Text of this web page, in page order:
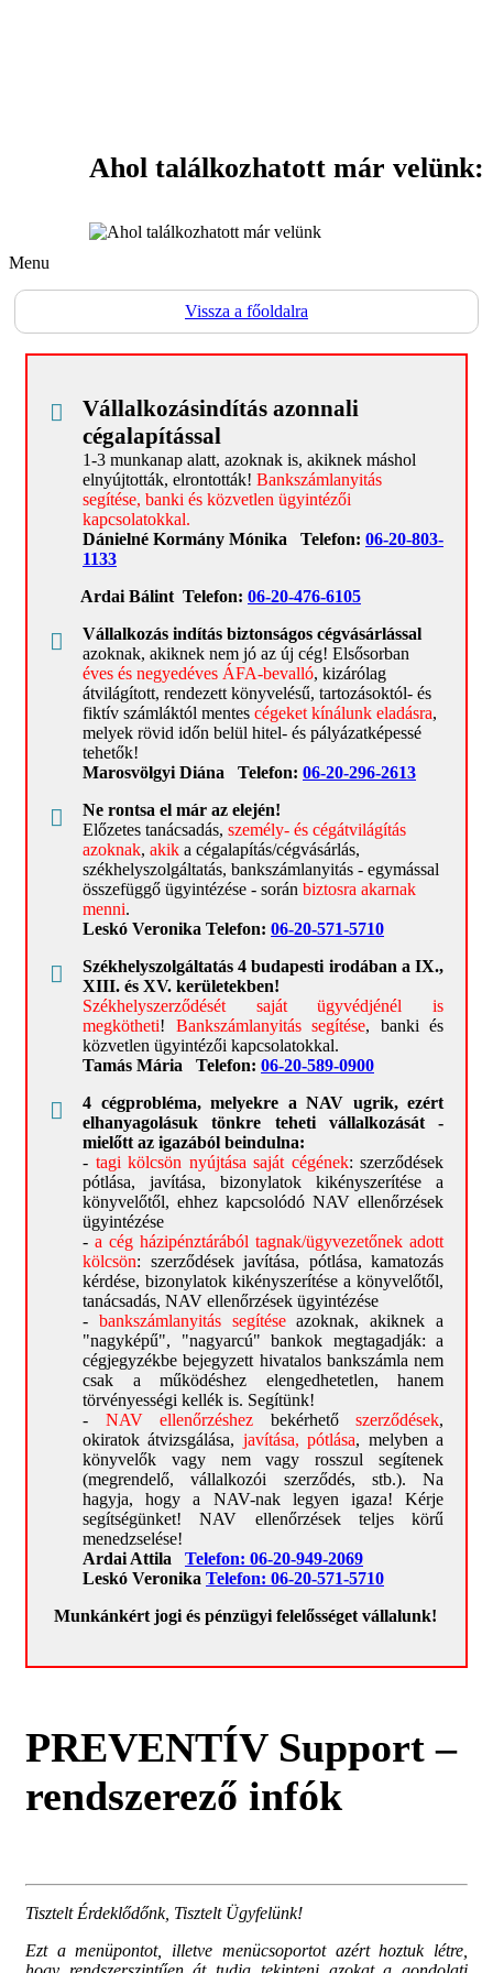
Ahol találkozhatott már velünk:
Menu
PREVENTÍV Support – rendszerező infók
Személy átvilágítás leendő
ügyvezetőknek, cégtulajdonosoknak
Cégátvilágítás/cégellenőrzés rossz
cégvásárlások megelőzése céljából
Vállalkozásindítás előtti adó-, járulék-
START Support – rendszerező infók
Cégalapítás, azonnali cégalapítás
Cégvásárlás-eladó cégek
Székhelymegoldások
OPERATION Support – rendszerező infók
Cégmódosítás
Biztonságos ügyvezetőváltás
menedzselése
Könyvelés, könyvelőválasztás
Sokba kerül, ha a NAV-nak lesz igaza!
18+ cégprobléma….
“Magas házipénztár” NAV által is
elfogadott törvényes csökkentése,
kezelése
Tagi kölcsön csökkentése,
Adóellenőrzések menedzselése
EXIT Support – rendszerező infók
Végelszámolás
Azonnali, biztonságos, készpénzes
cégfelvásárlás
Biztonságos cégeladás/cégközvetítés
Feleslegessé vált, nem eladható Kft-k
átvétele
Becsületes, törvényes kiszállást
akadályozó cégproblémák
Elérhetőségek
Hatályos díjjegyzék
Bemutatkozás
Vissza a főoldalra
Vállalkozásindítás azonnali
cégalapítással
1-3 munkanap alatt, azoknak is, akiknek máshol
elnyújtották, elrontották! Bankszámlanyitás
segítése, banki és közvetlen ügyintézői
kapcsolatokkal.
Dánielné Kormány Mónika Telefon: 06-20-803-
1133
Ardai Bálint Telefon: 06-20-476-6105
Vállalkozás indítás biztonságos cégvásárlással
azoknak, akiknek nem jó az új cég! Elsősorban
éves és negyedéves ÁFA-bevalló, kizárólag
átvilágított, rendezett könyvelésű, tartozásoktól- és
fiktív számláktól mentes cégeket kínálunk eladásra,
melyek rövid időn belül hitel- és pályázatképessé
tehetők!
Marosvölgyi Diána Telefon: 06-20-296-2613
Ne rontsa el már az elején!
Előzetes tanácsadás, személy- és cégátvilágítás
azoknak, akik a cégalapítás/cégvásárlás,
székhelyszolgáltatás, bankszámlanyitás - egymással
összefüggő ügyintézése - során biztosra akarnak
menni.
Leskó Veronika Telefon: 06-20-571-5710
Székhelyszolgáltatás 4 budapesti irodában a IX.,
XIII. és XV. kerületekben!
Székhelyszerződését saját ügyvédjénél is
megkötheti! Bankszámlanyitás segítése, banki és
közvetlen ügyintézői kapcsolatokkal.
Tamás Mária Telefon: 06-20-589-0900
4 cégprobléma, melyekre a NAV ugrik, ezért
elhanyagolásuk tönkre teheti vállalkozását -
mielőtt az igazából beindulna:
- tagi kölcsön nyújtása saját cégének: szerződések
pótlása, javítása, bizonylatok kikényszerítése a
könyvelőtől, ehhez kapcsolódó NAV ellenőrzések
ügyintézése
- a cég házipénztárából tagnak/ügyvezetőnek adott
kölcsön: szerződések javítása, pótlása, kamatozás
kérdése, bizonylatok kikényszerítése a könyvelőtől,
tanácsadás, NAV ellenőrzések ügyintézése
- bankszámlanyitás segítéseazoknak, akiknek a
"nagyképű", "nagyarcú" bankok megtagadják: a
cégjegyzékbe bejegyzett hivatalos bankszámla nem
csak a működéshez elengedhetetlen, hanem
törvényességi kellék is. Segítünk!
- NAV ellenőrzéshez bekérhető szerződések,
okiratok átvizsgálása, javítása, pótlása, melyben a
könyvelők vagy nem vagy rosszul segítenek
(megrendelő, vállalkozói szerződés, stb.). Na
hagyja, hogy a NAV-nak legyen igaza! Kérje
segítségünket! NAV ellenőrzések teljes körű
menedzselése!
Ardai Attila Telefon: 06-20-949-2069
Leskó Veronika Telefon: 06-20-571-5710
Munkánkért jogi és pénzügyi felelősséget vállalunk!
PREVENTÍV Support –
rendszerező infók
Tisztelt Érdeklődőnk, Tisztelt Ügyfelünk!
Ezt a menüpontot, illetve menücsoportot azért hoztuk létre,